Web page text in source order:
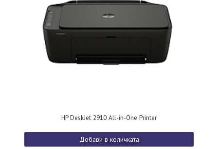
HP DeskJet 2910 All-in-One Printer
Добави в количката